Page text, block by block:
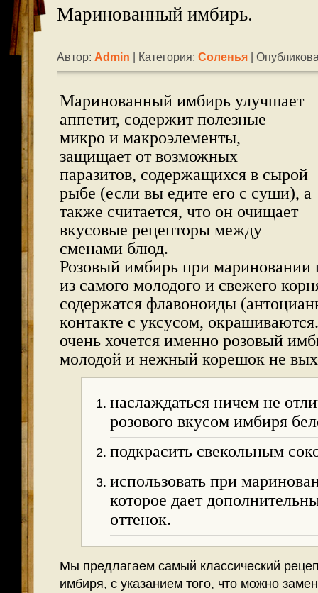
Маринованный имбирь.
Автор: Admin | Категория: Соленья |
Маринованный имбирь улучшает
аппетит, содержит полезные
микро и макроэлементы,
защищает от возможных
паразитов, содержащихся в сырой
рыбе (если вы едите его с суши), а
также считается, что он очищает
вкусовые рецепторы между
сменами блюд.
Розовый имбирь при мариновании
из самого молодого и свежего
содержатся флавоноиды
контакте с уксусом,
очень хочется именно розовый
молодой и нежный корешок не
наслаждаться ничем не
розового вкусом имбиря
подкрасить свекольным
использовать при
которое дает
оттенок.
Мы предлагаем самый классический
имбиря, с указанием того, что можно